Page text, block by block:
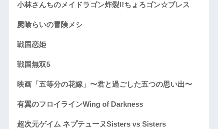
小林さんちのメイドラゴン炸裂!!ちょろゴン☆ブレス
屍喰らいの冒険メシ
戦国恋姫
戦国無双5
映画「五等分の花嫁」〜君と過ごした五つの思い出〜
有翼のフロイラインWing of Darkness
超次元ゲイム ネプテューヌSisters vs Sisters